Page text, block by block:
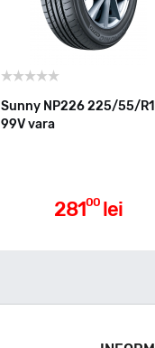
Sunny NP226 225/55/
99V vara
28100 lei